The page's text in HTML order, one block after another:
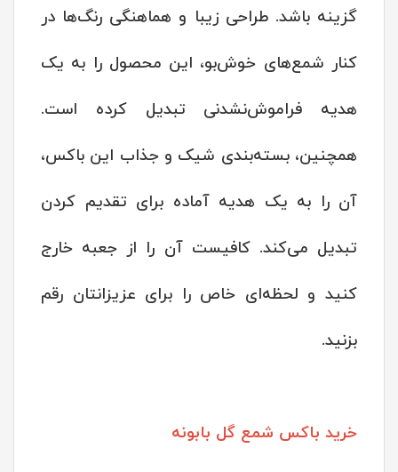
گزینه باشد. طراحی زیبا و هماهنگی رنگ‌ها در
کنار شمع‌های خوش‌بو، این محصول را به یک
هدیه فراموش‌نشدنی تبدیل کرده است.
همچنین، بسته‌بندی شیک و جذاب این باکس،
آن را به یک هدیه آماده برای تقدیم کردن
تبدیل می‌کند. کافیست آن را از جعبه خارج
کنید و لحظه‌ای خاص را برای عزیزانتان رقم
بزنید.
خرید باکس شمع گل بابونه